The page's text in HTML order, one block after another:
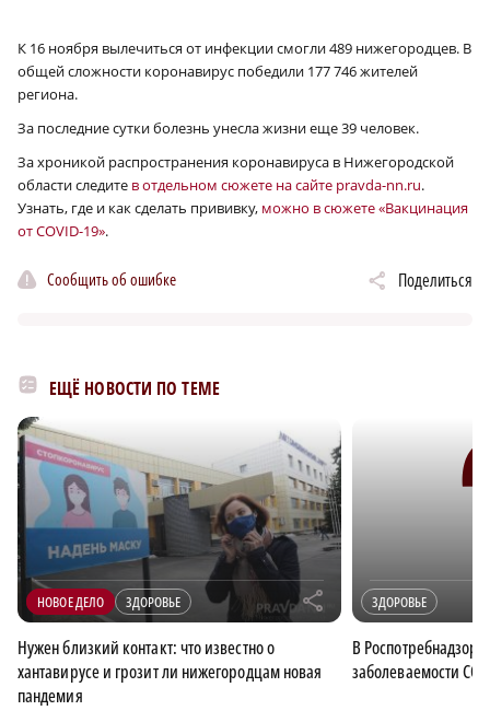
К 16 ноября вылечиться от инфекции смогли 489 нижегородцев. В
общей сложности коронавирус победили 177 746 жителей
региона.
За последние сутки болезнь унесла жизни еще 39 человек.
За хроникой распространения коронавируса в Нижегородской
области следите в отдельном сюжете на сайте pravda-nn.ru.
Узнать, где и как сделать прививку, можно в сюжете «Вакцинация
от COVID-19».
Сообщить об ошибке Поделиться
ЕЩЁ НОВОСТИ ПО ТЕМЕ
НОВОЕ ДЕЛО ЗДОРОВЬЕ r
Нужен близкий контакт: что известно о
хантавирусе и грозит ли нижегородцам новая
пандемия
ЗДОРОВЬЕ
В
заболеваемости